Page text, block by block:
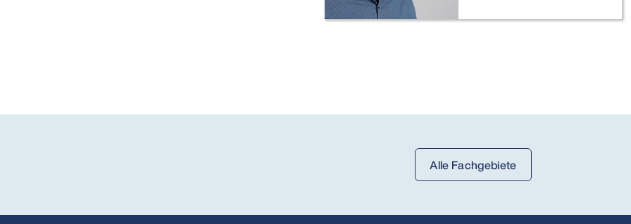
Alle Fachgebiete